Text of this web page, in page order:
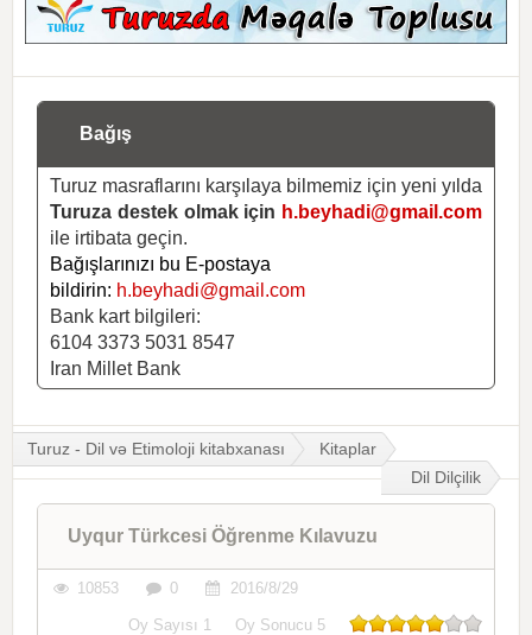
Bağış
Turuz masraflarını karşılaya bilmemiz için yeni yılda
Turuza destek olmak için h.beyhadi@gmail.com
ile irtibata geçin.
Bağışlarınızı bu E-postaya
bildirin: h.beyhadi@gmail.com
Bank kart bilgileri:
6104 3373 5031 8547
Iran Millet Bank
Turuz - Dil və Etimoloji kitabxanası
Kitaplar
Dil Dilçilik
Uyqur Türkcesi Öğrenme Kılavuzu
10853 0 2016/8/29
Oy Sayısı 1 Oy Sonucu 5